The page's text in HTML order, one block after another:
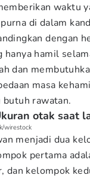
waktu
di dalam
dengan
hanya hamil
dan
masa
butuh rawatan.
otak saat
wirestock
menjadi dua
pertama
dan kelompok